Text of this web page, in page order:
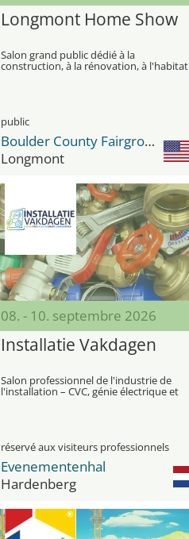
Longmont Home Show
Salon grand public dédié à la
construction, à la rénovation, à l'habitat
public
Boulder County Fairgrounds
Longmont
08. - 10. septembre 2026
Installatie Vakdagen
Salon professionnel de l'industrie de
l'installation – CVC, génie électrique et
réservé aux visiteurs professionnels
Evenementenhal
Hardenberg